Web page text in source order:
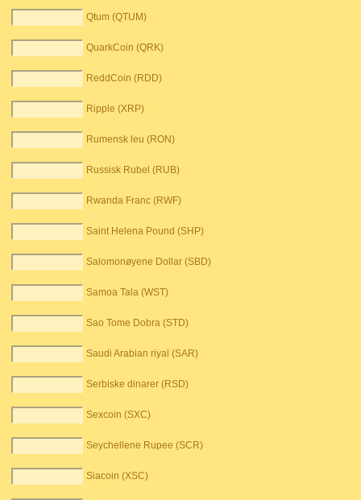
Qtum (QTUM)
QuarkCoin (QRK)
ReddCoin (RDD)
Ripple (XRP)
Rumensk leu (RON)
Russisk Rubel (RUB)
Rwanda Franc (RWF)
Saint Helena Pound (SHP)
Salomonøyene Dollar (SBD)
Samoa Tala (WST)
Sao Tome Dobra (STD)
Saudi Arabian riyal (SAR)
Serbiske dinarer (RSD)
Sexcoin (SXC)
Seychellene Rupee (SCR)
Siacoin (XSC)